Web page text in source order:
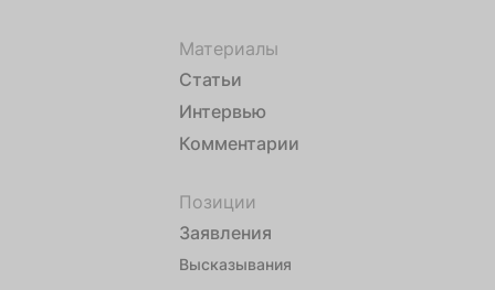
Материалы
Статьи
Интервью
Комментарии
Позиции
Заявления
Высказывания